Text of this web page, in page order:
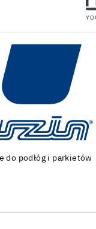
Specjalistyczne